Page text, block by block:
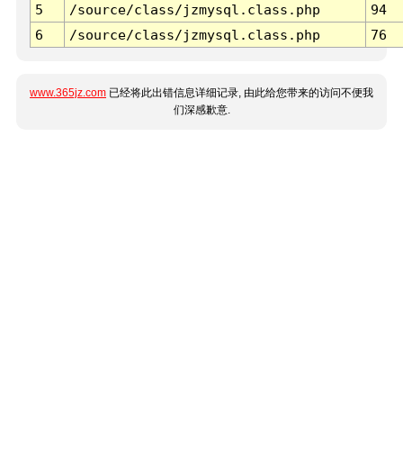
5
/source/class/jzmysql.class.php
94
6
/source/class/jzmysql.class.php 76
www.365jz.com 已经将此出错信息详细记录, 由此给您带来的访问不便我
们深感歉意.